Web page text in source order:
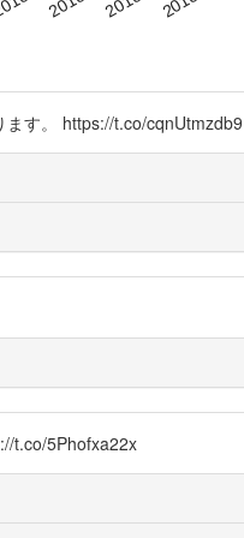
ます。 https://t.co/cqnUtmzdb9
t.co/5Phofxa22x